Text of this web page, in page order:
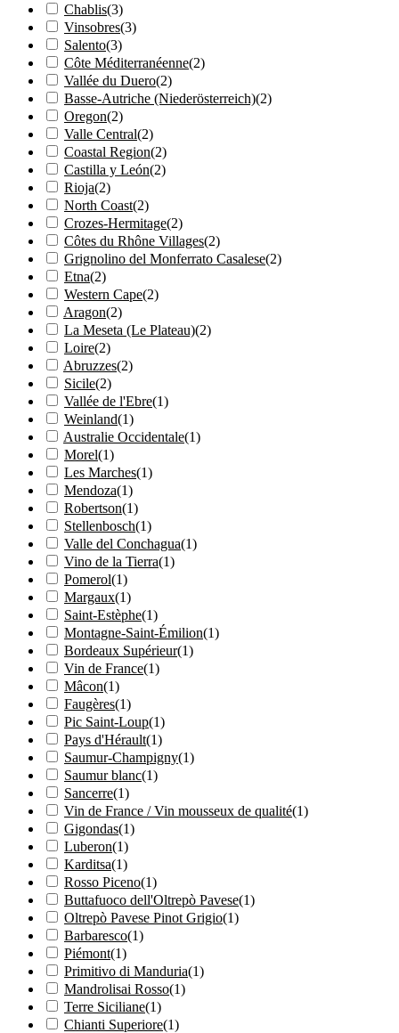
Chablis(3)
Vinsobres(3)
Salento(3)
Côte Méditerranéenne(2)
Vallée du Duero(2)
Basse-Autriche (Niederösterreich)(2)
Oregon(2)
Valle Central(2)
Coastal Region(2)
Castilla y León(2)
Rioja(2)
North Coast(2)
Crozes-Hermitage(2)
Côtes du Rhône Villages(2)
Grignolino del Monferrato Casalese(2)
Etna(2)
Western Cape(2)
Aragon(2)
La Meseta (Le Plateau)(2)
Loire(2)
Abruzzes(2)
Sicile(2)
Vallée de l'Ebre(1)
Weinland(1)
Australie Occidentale(1)
Morel(1)
Les Marches(1)
Mendoza(1)
Robertson(1)
Stellenbosch(1)
Valle del Conchagua(1)
Vino de la Tierra(1)
Pomerol(1)
Margaux(1)
Saint-Estèphe(1)
Montagne-Saint-Émilion(1)
Bordeaux Supérieur(1)
Vin de France(1)
Mâcon(1)
Faugères(1)
Pic Saint-Loup(1)
Pays d'Hérault(1)
Saumur-Champigny(1)
Saumur blanc(1)
Sancerre(1)
Vin de France / Vin mousseux de qualité(1)
Gigondas(1)
Luberon(1)
Karditsa(1)
Rosso Piceno(1)
Buttafuoco dell'Oltrepò Pavese(1)
Oltrepò Pavese Pinot Grigio(1)
Barbaresco(1)
Piémont(1)
Primitivo di Manduria(1)
Mandrolisai Rosso(1)
Terre Siciliane(1)
Chianti Superiore(1)